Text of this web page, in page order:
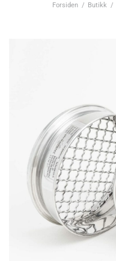
Forsiden / Butikk /